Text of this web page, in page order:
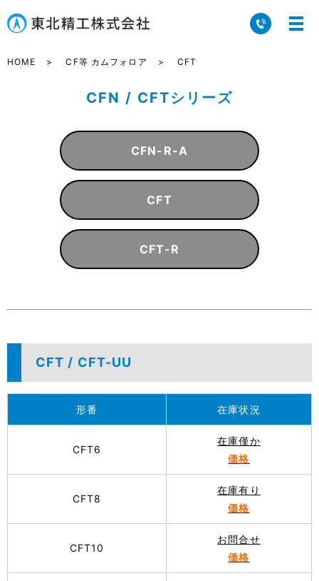
HOME CF等 カムフォロア CFT
CFN / CFTシリーズ
CFN-R-A
CFT
CFT-R
CFT / CFT-UU
形番 在庫状況
CFT6
在庫僅か
価格
CFT8
在庫有り
価格
CFT10
お問合せ
価格